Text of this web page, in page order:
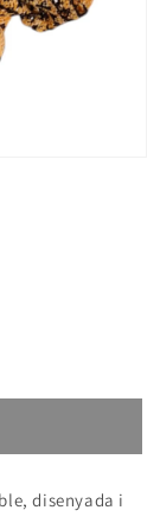
disenyada i